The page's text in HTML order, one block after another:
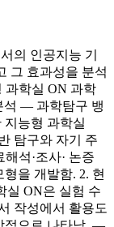
의 인공지능 기
그 효과성을 분석
학실 ON 과학
석 ― 과학탐구 뱅
지능형 과학실
탐구와 자기 주
석·조사· 논증
을 개발함. 2. 현
실 ON은 실험 수
작성에서 활용도